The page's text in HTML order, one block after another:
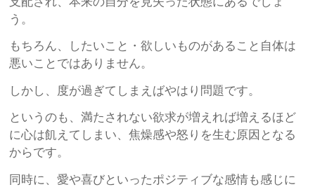
う。
もちろん、したいこと・欲しいものがあること自体は
悪いことではありません。
しかし、度が過ぎてしまえばやはり問題です。
というのも、満たされない欲求が増えれば増えるほど
に心は飢えてしまい、焦燥感や怒りを生む原因となる
からです。
同時に、愛や喜びといったポジティブな感情も感じに